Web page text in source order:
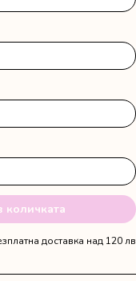
доставка над 120 лв